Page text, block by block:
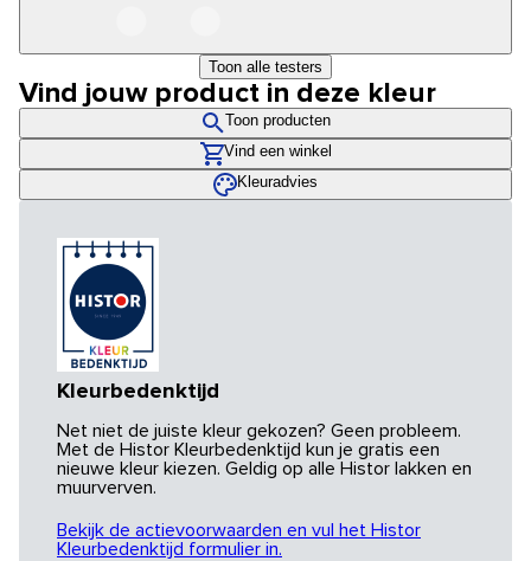
Toon alle testers
Vind jouw product in deze kleur
Toon producten
Vind een winkel
Kleuradvies
Kleurbedenktijd
Net niet de juiste kleur gekozen? Geen probleem.
Met de Histor Kleurbedenktijd kun je gratis een
nieuwe kleur kiezen. Geldig op alle Histor lakken en
muurverven.
Bekijk de actievoorwaarden en vul het Histor
Kleurbedenktijd formulier in.